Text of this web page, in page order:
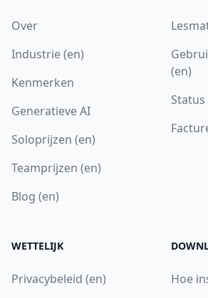
Over
Industrie (en)
Kenmerken
Generatieve AI
Soloprijzen (en)
Teamprijzen (en)
Blog (en)
(en)
Status
WETTELIJK
Privacybeleid (en)
Hoe